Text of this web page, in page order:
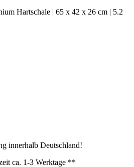
innerhalb Deutschland!
ca. 1-3 Werktage **